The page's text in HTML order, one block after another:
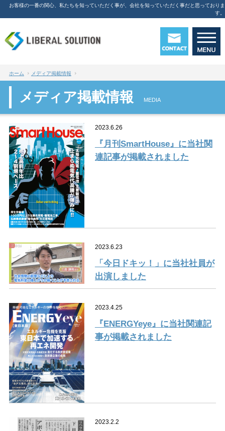
お客様の一番の関心、私たちを知っていただく事が、会社を知っていただく事だと思っておりま
す。
ホーム メディア掲載情報
メディア掲載情報 MEDIA
2023.6.26
『月刊SmartHouse』に当社関
連記事が掲載されました
2023.6.23
「今日ドキッ！」に当社社員が
出演しました
2023.4.25
『ENERGYeye』に当社関連記
事が掲載されました
2023.2.2